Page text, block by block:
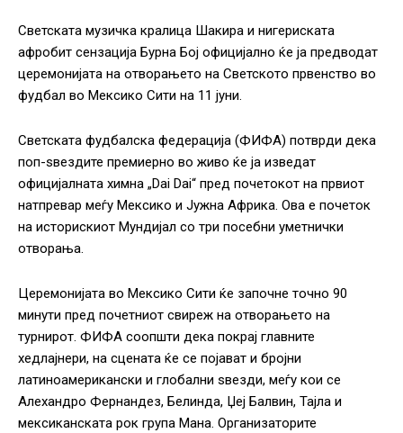
Светската музичка кралица Шакира и нигериската
афробит сензација Бурна Бој официјално ќе ја предводат
церемонијата на отворањето на Светското првенство во
фудбал во Мексико Сити на 11 јуни.
Светската фудбалска федерација (ФИФА) потврди дека
поп-ѕвездите премиерно во живо ќе ја изведат
официјалната химна „Dai Dai“ пред почетокот на првиот
натпревар меѓу Мексико и Јужна Африка. Ова е почеток
на историскиот Мундијал со три посебни уметнички
отворања.
Церемонијата во Мексико Сити ќе започне точно 90
минути пред почетниот свиреж на отворањето на
турнирот. ФИФА соопшти дека покрај главните
хедлајнери, на сцената ќе се појават и бројни
латиноамерикански и глобални ѕвезди, меѓу кои се
Алехандро Фернандез, Белинда, Џеј Балвин, Тајла и
мексиканската рок група Мана. Организаторите